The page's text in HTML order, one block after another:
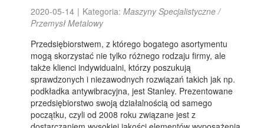
2020-05-14 | Kategoria:Maszyny Specjalistyczne /
Przemysł Metalowy
Przedsiębiorstwem, z którego bogatego asortymentu
mogą skorzystać nie tylko różnego rodzaju firmy, ale
także klienci indywidualni, którzy poszukują
sprawdzonych i niezawodnych rozwiązań takich jak np.
podkładka antywibracyjna, jest Stanley. Prezentowane
przedsiębiorstwo swoją działalnością od samego
początku, czyli od 2008 roku związane jest z